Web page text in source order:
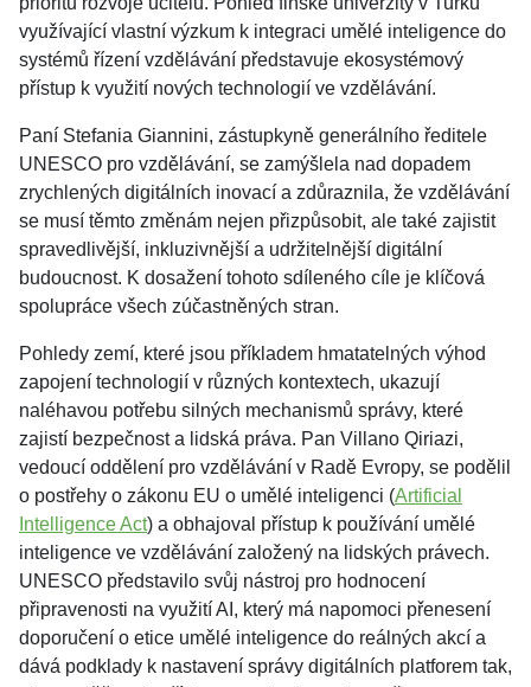
využívající vlastní výzkum k integraci umělé inteligence do
systémů řízení vzdělávání představuje ekosystémový
přístup k využití nových technologií ve vzdělávání.
Paní Stefania Giannini, zástupkyně generálního ředitele
UNESCO pro vzdělávání, se zamýšlela nad dopadem
zrychlených digitálních inovací a zdůraznila, že vzdělávání
se musí těmto změnám nejen přizpůsobit, ale také zajistit
spravedlivější, inkluzivnější a udržitelnější digitální
budoucnost. K dosažení tohoto sdíleného cíle je klíčová
spolupráce všech zúčastněných stran.
Pohledy zemí, které jsou příkladem hmatatelných výhod
zapojení technologií v různých kontextech, ukazují
naléhavou potřebu silných mechanismů správy, které
zajistí bezpečnost a lidská práva. Pan Villano Qiriazi,
vedoucí oddělení pro vzdělávání v Radě Evropy, se podělil
o postřehy o zákonu EU o umělé inteligenci (Artificial
Intelligence Act) a obhajoval přístup k používání umělé
inteligence ve vzdělávání založený na lidských právech.
UNESCO představilo svůj nástroj pro hodnocení
připravenosti na využití AI, který má napomoci přenesení
doporučení o etice umělé inteligence do reálných akcí a
dává podklady k nastavení správy digitálních platforem tak,